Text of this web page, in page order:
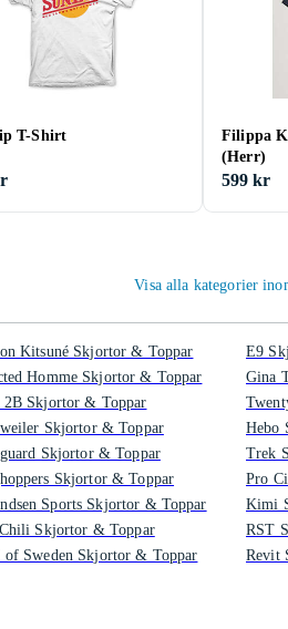
T-Shirt
Filippa K
(Herr)
599 kr
Visa alla kategorier
Kitsuné Skjortor & Toppar
Homme Skjortor & Toppar
2B Skjortor & Toppar
Skjortor & Toppar
Skjortor & Toppar
Skjortor & Toppar
Sports Skjortor & Toppar
Skjortor & Toppar
of Sweden Skjortor & Toppar
E9
Gina
Hebo
Trek
Pro
Kimi
RST
Revit